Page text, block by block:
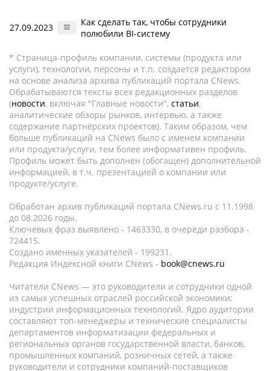
27.09.2023
Как сделать так, чтобы сотрудники
полюбили BI-систему
* Страница-профиль компании, системы (продукта или
услуги), технологии, персоны и т.п. создается редактором
на основе анализа архива публикаций портала CNews.
Обрабатываются тексты всех редакционных разделов
(новости, включая "Главные новости", статьи,
аналитические обзоры рынков, интервью, а также
содержание партнёрских проектов). Таким образом, чем
больше публикаций на CNews было с именем компании
или продукта/услуги, тем более информативен профиль.
Профиль может быть дополнен (обогащен) дополнительной
информацией, в т.ч. презентацией о компании или
продукте/услуге.
Обработан архив публикаций портала CNews.ru c 11.1998
до 08.2026 годы.
Ключевых фраз выявлено - 1463330, в очереди разбора -
724415.
Создано именных указателей - 199231.
Редакция Индексной книги CNews - book@cnews.ru
Читатели CNews — это руководители и сотрудники одной
из самых успешных отраслей российской экономики:
индустрии информационных технологий. Ядро аудитории
составляют топ-менеджеры и технические специалисты
департаментов информатизации федеральных и
региональных органов государственной власти, банков,
промышленных компаний, розничных сетей, а также
руководители и сотрудники компаний-поставщиков